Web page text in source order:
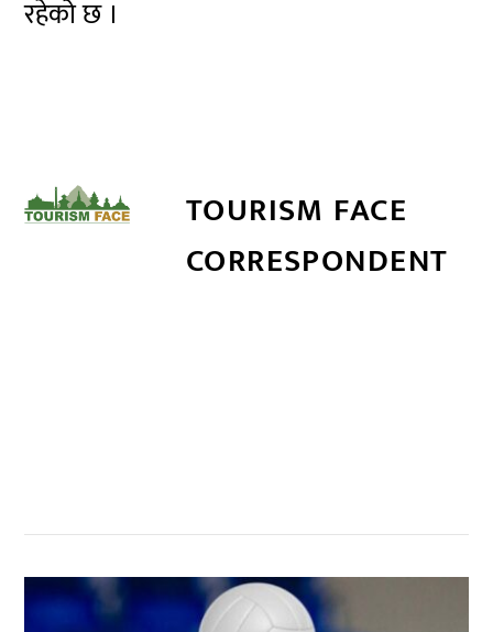
रहेको छ ।
TOURISM FACE
CORRESPONDENT
,